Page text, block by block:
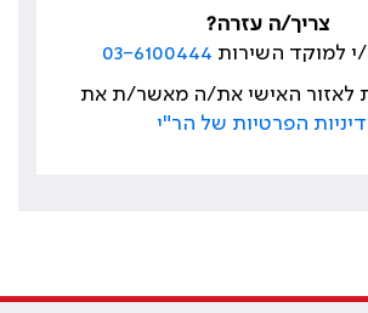
צריך/ה עזרה?
למוקד השירות 03-6100444
לאזור האישי את/ה מאשר/ת את
הפרטיות של הר"י